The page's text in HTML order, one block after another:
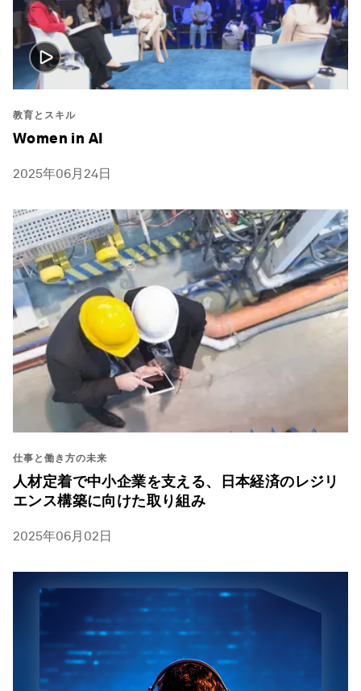
教育とスキル
Women in AI
2025年06月24日
仕事と働き方の未来
人材定着で中小企業を支える、日本経済のレジリ
エンス構築に向けた取り組み
2025年06月02日